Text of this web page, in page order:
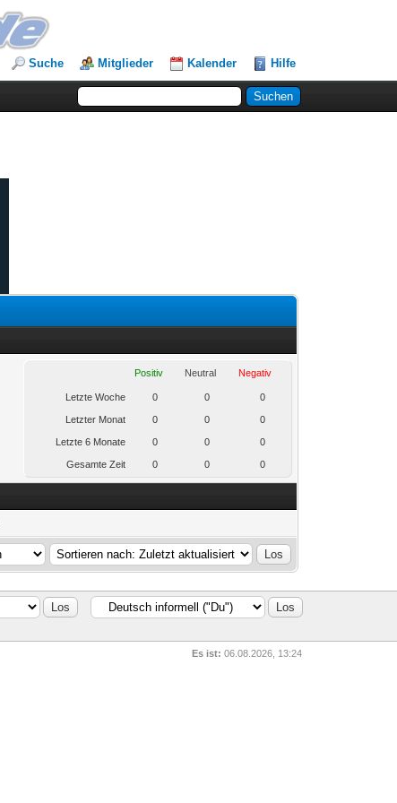
Suche Mitglieder Kalender Hilfe
Positiv Neutral Negativ
Letzte Woche 0 0 0
Letzter Monat 0 0 0
Letzte 6 Monate 0 0 0
Gesamte Zeit 0 0 0
Es ist: 06.08.2026, 13:24